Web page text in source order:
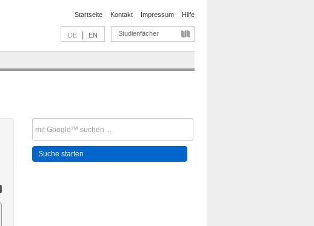
Startseite Kontakt Impressum Hilfe
DE EN Studienfächer